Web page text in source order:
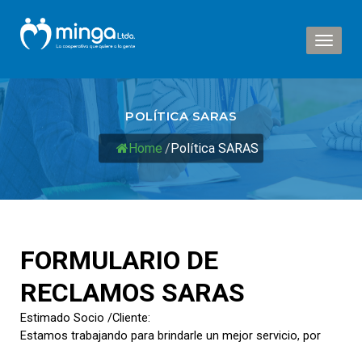
POLÍTICA SARAS
Home /Política SARAS